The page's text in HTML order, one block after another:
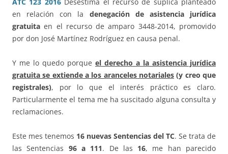
ATC 123 2016 Desestima el recurso de súplica planteado
en relación con la denegación de asistencia jurídica
gratuita en el recurso de amparo 3448-2014, promovido
por don José Martínez Rodríguez en causa penal.
Y me lo quedo porque el derecho a la asistencia jurídica
gratuita se extiende a los aranceles notariales (y creo que
registrales), por lo que el interés práctico es claro.
Particularmente el tema me ha suscitado alguna consulta y
reclamaciones.
Este mes tenemos 16 nuevas Sentencias del TC. Se trata de
las Sentencias 96 a 111. De las 16, me han parecido